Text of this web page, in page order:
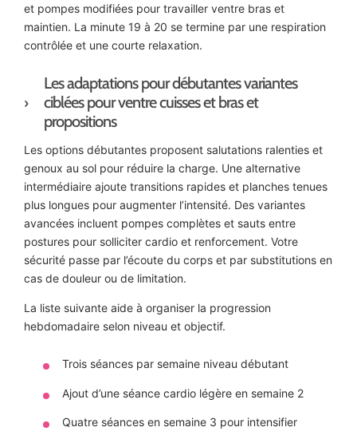
et pompes modifiées pour travailler ventre bras et
maintien. La minute 19 à 20 se termine par une respiration
contrôlée et une courte relaxation.
Les adaptations pour débutantes variantes
ciblées pour ventre cuisses et bras et
propositions
Les options débutantes proposent salutations ralenties et
genoux au sol pour réduire la charge. Une alternative
intermédiaire ajoute transitions rapides et planches tenues
plus longues pour augmenter l’intensité. Des variantes
avancées incluent pompes complètes et sauts entre
postures pour solliciter cardio et renforcement. Votre
sécurité passe par l’écoute du corps et par substitutions en
cas de douleur ou de limitation.
La liste suivante aide à organiser la progression
hebdomadaire selon niveau et objectif.
Trois séances par semaine niveau débutant
Ajout d’une séance cardio légère en semaine 2
Quatre séances en semaine 3 pour intensifier